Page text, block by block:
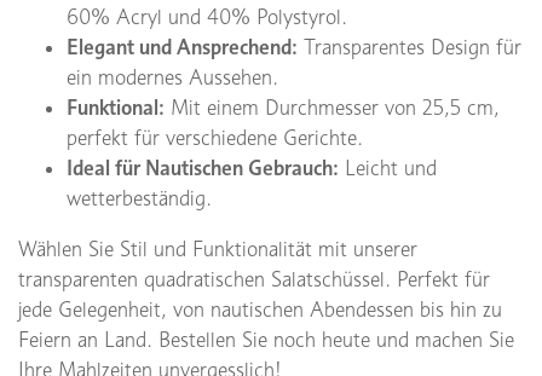
60% Acryl und 40% Polystyrol.
Elegant und Ansprechend: Transparentes Design für
ein modernes Aussehen.
Funktional: Mit einem Durchmesser von 25,5 cm,
perfekt für verschiedene Gerichte.
Ideal für Nautischen Gebrauch: Leicht und
wetterbeständig.
Wählen Sie Stil und Funktionalität mit unserer
transparenten quadratischen Salatschüssel. Perfekt für
jede Gelegenheit, von nautischen Abendessen bis hin zu
Feiern an Land. Bestellen Sie noch heute und machen Sie
Ihre Mahlzeiten unvergesslich!